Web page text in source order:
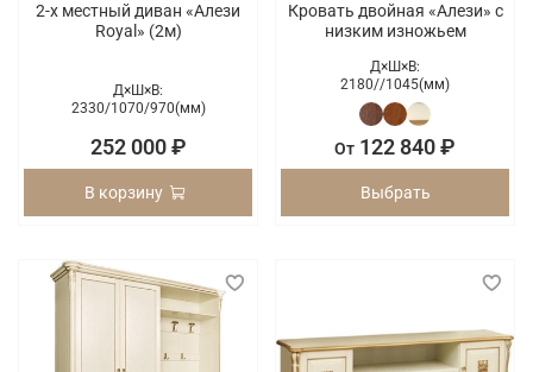
2-х местный диван «Алези
Royal» (2м)
Д×Ш×В:
2330/1070/970(мм)
252 000 ₽
В корзину
Кровать двойная «Алези» с
низким изножьем
Д×Ш×В:
2180//1045(мм)
От 122 840 ₽
Выбрать